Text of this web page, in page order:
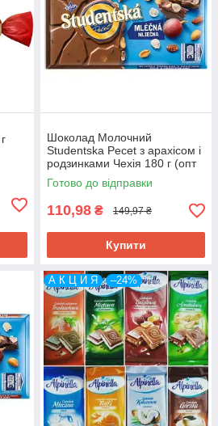
Шоколад Молочний
Studentska Pecet з арахісом і
родзинками Чехія 180 г (опт
5 шт)
Готово до відправки
110,98 ₴ 149,97 ₴
Купити
А К Ц И Я –24%